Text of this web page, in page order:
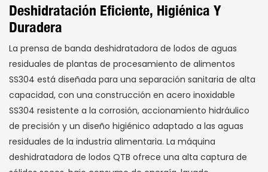
Deshidratación Eficiente, Higiénica Y
Duradera
La prensa de banda deshidratadora de lodos de aguas
residuales de plantas de procesamiento de alimentos
SS304 está diseñada para una separación sanitaria de alta
capacidad, con una construcción en acero inoxidable
SS304 resistente a la corrosión, accionamiento hidráulico
de precisión y un diseño higiénico adaptado a las aguas
residuales de la industria alimentaria. La máquina
deshidratadora de lodos QTB ofrece una alta captura de